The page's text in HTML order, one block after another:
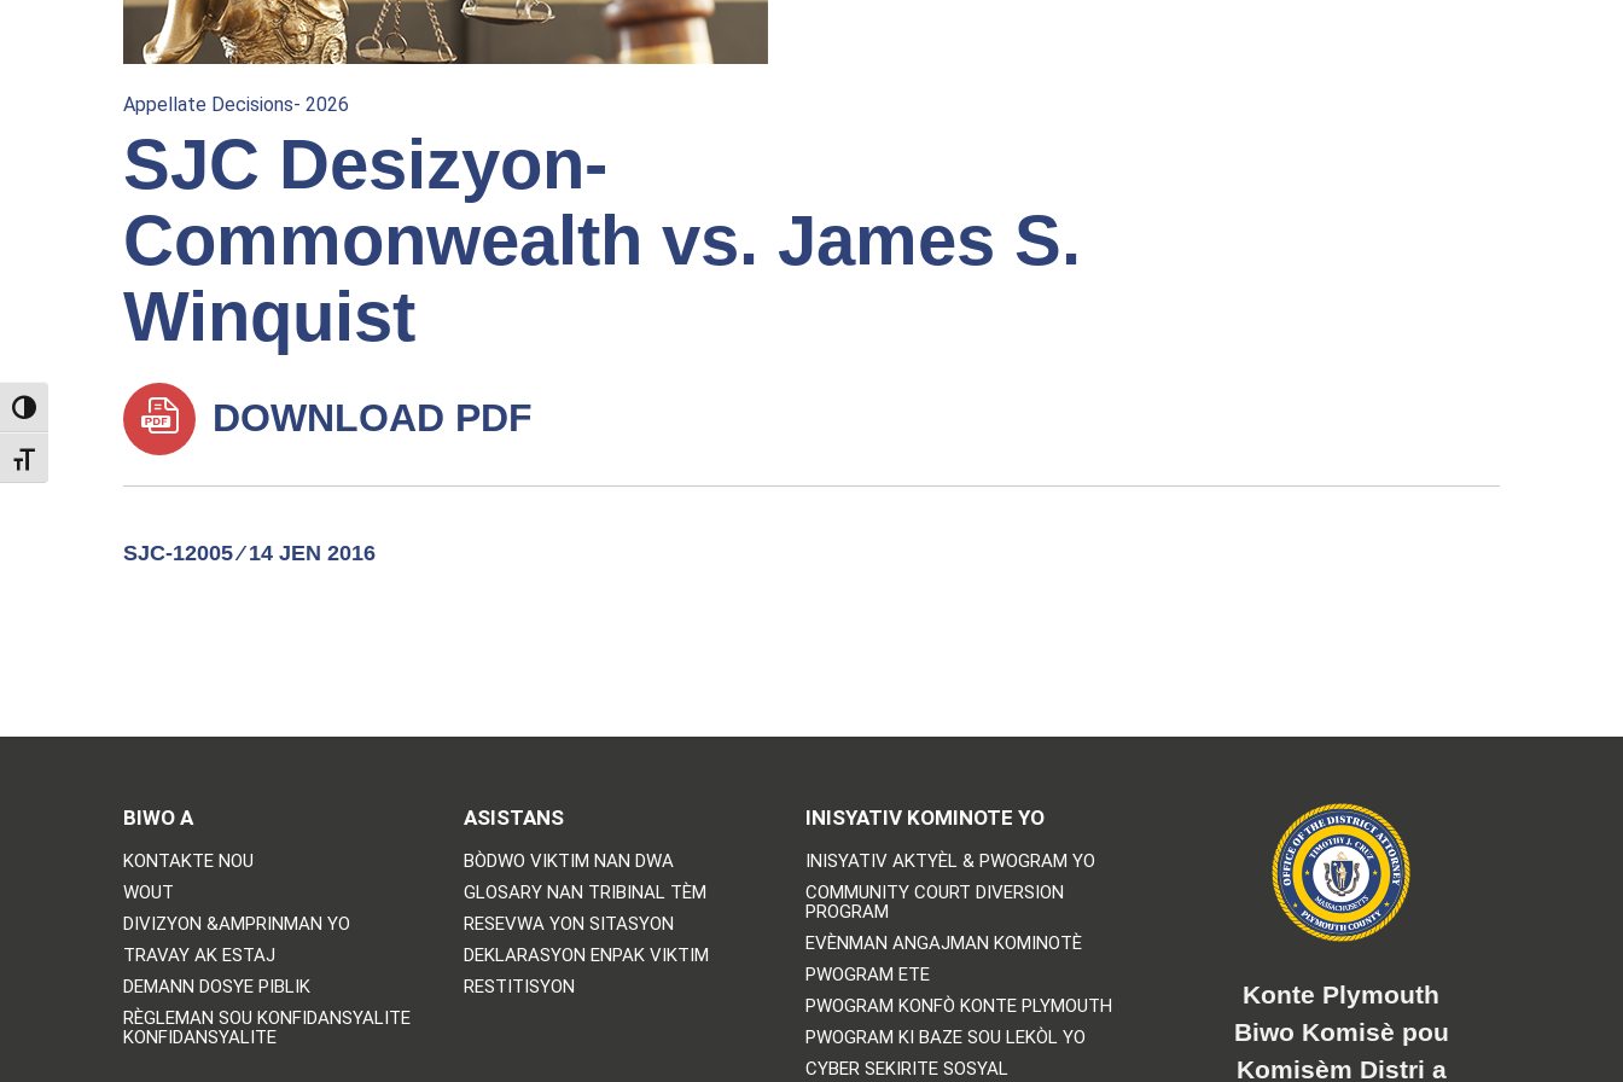
TOGGLE HIGH CONTRAST
TOGGLE FONT SIZE
Appellate Decisions- 2026
SJC Desizyon-
Commonwealth vs. James S.
Winquist
DOWNLOAD PDF
SJC-12005 ⁄ 14 JEN 2016
BIWO A
KONTAKTE NOU
WOUT
DIVIZYON &AMPRINMAN YO
TRAVAY AK ESTAJ
DEMANN DOSYE PIBLIK
RÈGLEMAN SOU KONFIDANSYALITE
KONFIDANSYALITE
ASISTANS
BÒDWO VIKTIM NAN DWA
GLOSARY NAN TRIBINAL TÈM
RESEVWA YON SITASYON
DEKLARASYON ENPAK VIKTIM
RESTITISYON
INISYATIV KOMINOTE YO
INISYATIV AKTYÈL & PWOGRAM YO
COMMUNITY COURT DIVERSION
PROGRAM
EVÈNMAN ANGAJMAN KOMINOTÈ
PWOGRAM ETE
PWOGRAM KONFÒ KONTE PLYMOUTH
PWOGRAM KI BAZE SOU LEKÒL YO
CYBER SEKIRITE SOSYAL
Konte Plymouth
Biwo Komisè pou
Komisèm Distri a